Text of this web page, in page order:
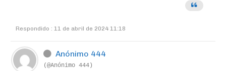
Respondido : 11 de abril de 2024 11:18
Anónimo 444
(@Anónimo 444)